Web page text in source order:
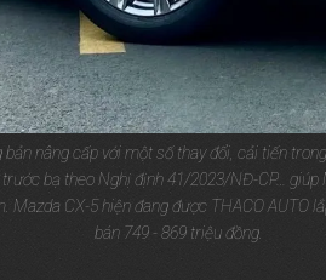
nâng cấp với một số thay đổi, cải tiến
bạ theo Nghị định 41/2023/NĐ-CP… giúp
CX-5 hiện đang được THACO AUTO
bán 749 - 869 triệu đồng.